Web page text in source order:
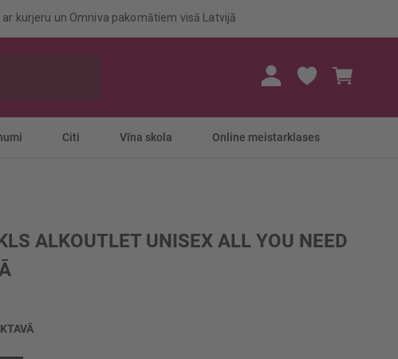
ar kurjeru un Omniva pakomātiem visā Latvijā
Citi Vīna skola Online meistarklases
ALKOUTLET UNISEX ALL YOU NEED